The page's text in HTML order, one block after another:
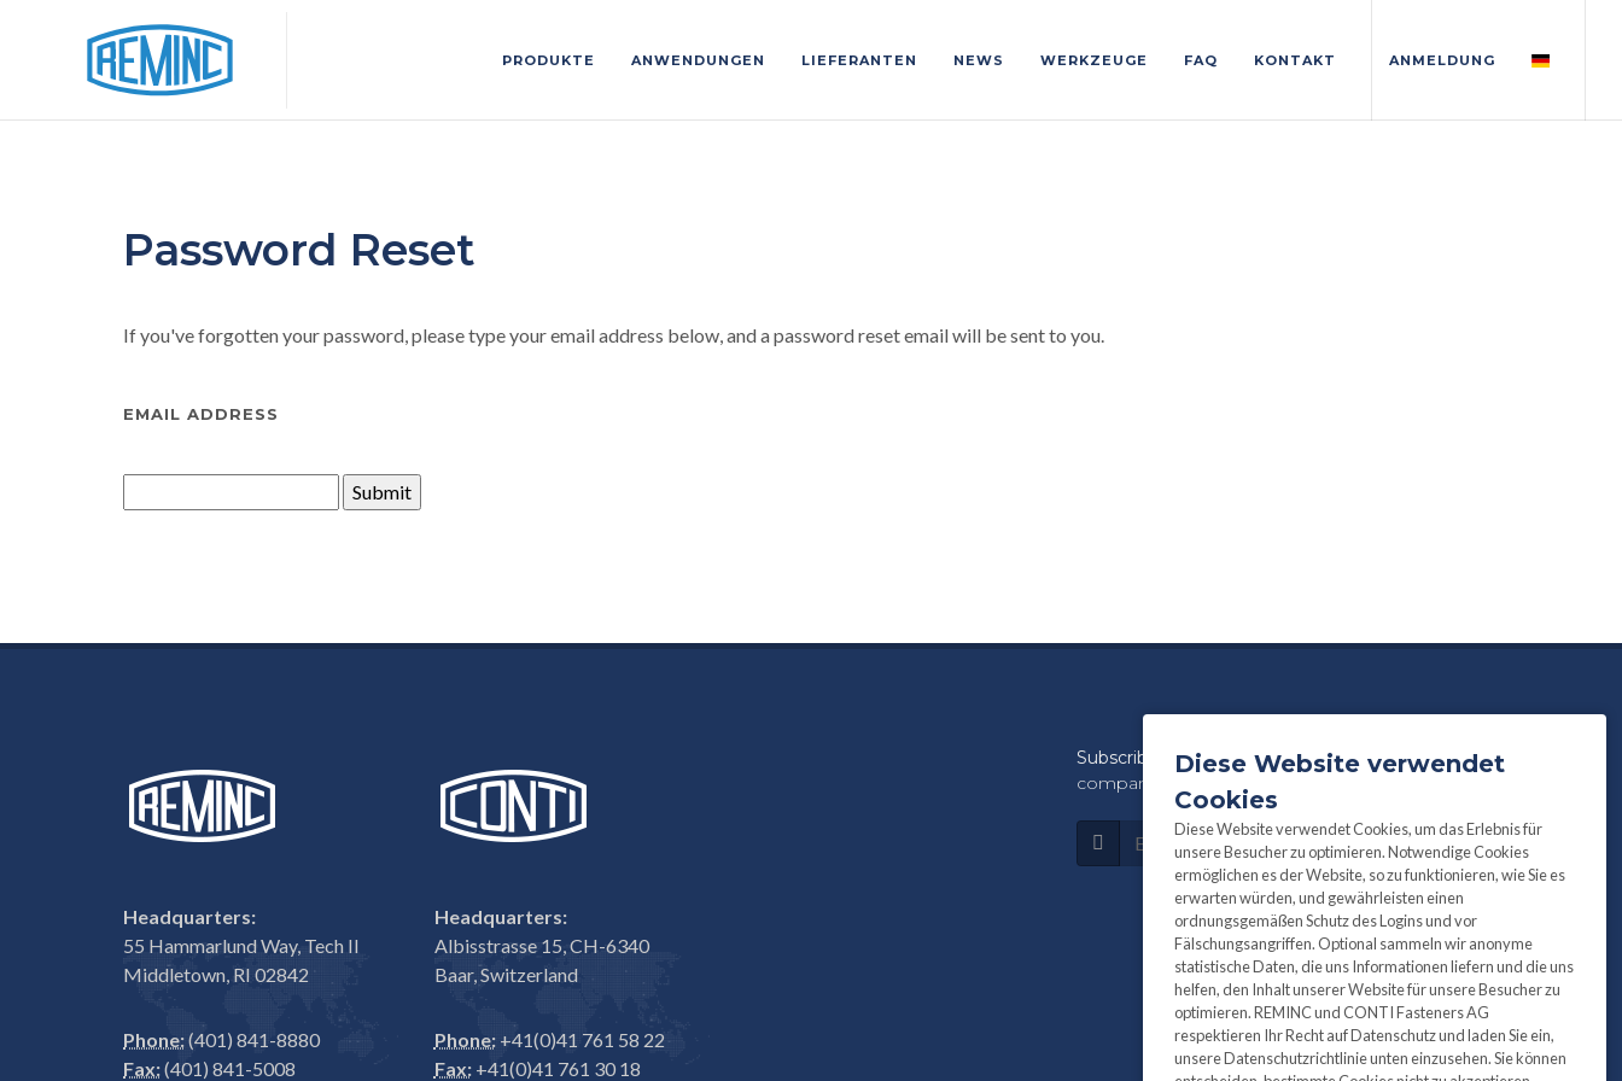
PRODUKTE ANWENDUNGEN LIEFERANTEN NEWS WERKZEUGE FAQ KONTAKT ANMELDUNG
Password Reset
If you've forgotten your password, please type your email address below, and a password reset email will be sent to you.
EMAIL ADDRESS
Headquarters:
55 Hammarlund Way, Tech II
Middletown, RI 02842
Phone:(401) 841-8880
Fax:(401) 841-5008
Headquarters:
Albisstrasse 15, CH-6340
Baar, Switzerland
Phone:+41(0)41 761 58 22
Fax:+41(0)41 761 30 18
Subscribe
to our newsletter for product and
company information:
Subscribe
Diese Website verwendet
Cookies
Diese Website verwendet Cookies, um das Erlebnis für
unsere Besucher zu optimieren. Notwendige Cookies
ermöglichen es der Website, so zu funktionieren, wie Sie es
erwarten würden, und gewährleisten einen
ordnungsgemäßen Schutz des Logins und vor
Fälschungsangriffen. Optional sammeln wir anonyme
statistische Daten, die uns Informationen liefern und die uns
helfen, den Inhalt unserer Website für unsere Besucher zu
optimieren. REMINC und CONTI Fasteners AG
respektieren Ihr Recht auf Datenschutz und laden Sie ein,
unsere Datenschutzrichtlinie unten einzusehen. Sie können